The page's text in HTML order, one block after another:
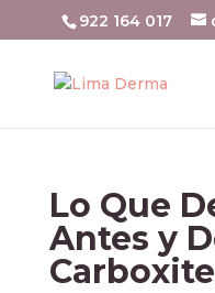
922 164 017
Lo Que
Antes y